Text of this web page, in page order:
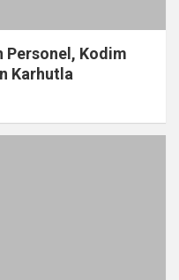
Personel, Kodim
Karhutla